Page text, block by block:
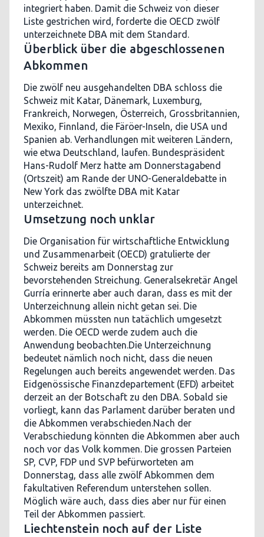
integriert haben. Damit die Schweiz von dieser
Liste gestrichen wird, forderte die OECD zwölf
unterzeichnete DBA mit dem Standard.
Überblick über die abgeschlossenen
Abkommen
Die zwölf neu ausgehandelten DBA schloss die
Schweiz mit Katar, Dänemark, Luxemburg,
Frankreich, Norwegen, Österreich, Grossbritannien,
Mexiko, Finnland, die Färöer-Inseln, die USA und
Spanien ab. Verhandlungen mit weiteren Ländern,
wie etwa Deutschland, laufen. Bundespräsident
Hans-Rudolf Merz hatte am Donnerstagabend
(Ortszeit) am Rande der UNO-Generaldebatte in
New York das zwölfte DBA mit Katar
unterzeichnet.
Umsetzung noch unklar
Die Organisation für wirtschaftliche Entwicklung
und Zusammenarbeit (OECD) gratulierte der
Schweiz bereits am Donnerstag zur
bevorstehenden Streichung. Generalsekretär Angel
Gurría erinnerte aber auch daran, dass es mit der
Unterzeichnung allein nicht getan sei. Die
Abkommen müssten nun tatächlich umgesetzt
werden. Die OECD werde zudem auch die
Anwendung beobachten.Die Unterzeichnung
bedeutet nämlich noch nicht, dass die neuen
Regelungen auch bereits angewendet werden. Das
Eidgenössische Finanzdepartement (EFD) arbeitet
derzeit an der Botschaft zu den DBA. Sobald sie
vorliegt, kann das Parlament darüber beraten und
die Abkommen verabschieden.Nach der
Verabschiedung könnten die Abkommen aber auch
noch vor das Volk kommen. Die grossen Parteien
SP, CVP, FDP und SVP befürworteten am
Donnerstag, dass alle zwölf Abkommen dem
fakultativen Referendum unterstehen sollen.
Möglich wäre auch, dass dies aber nur für einen
Teil der Abkommen passiert.
Liechtenstein noch auf der Liste